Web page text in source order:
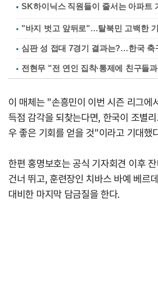
"바지 벗고 앞뒤로"…탈북민 고백한
심판 성 접대 7경기 결과는?…한국 축
전현무 "전 연인 집착·통제에 친구들
이 매체는 "손흥민이 이번 시즌 리그에
득점 감각을 되찾는다면, 한국이 조별
우 좋은 기회를 얻을 것"이라고 기대했
한편 홍명보호는 공식 기자회견 이후
건너 뛰고, 훈련장인 치바스 바예 베르
대비한 마지막 담금질을 한다.